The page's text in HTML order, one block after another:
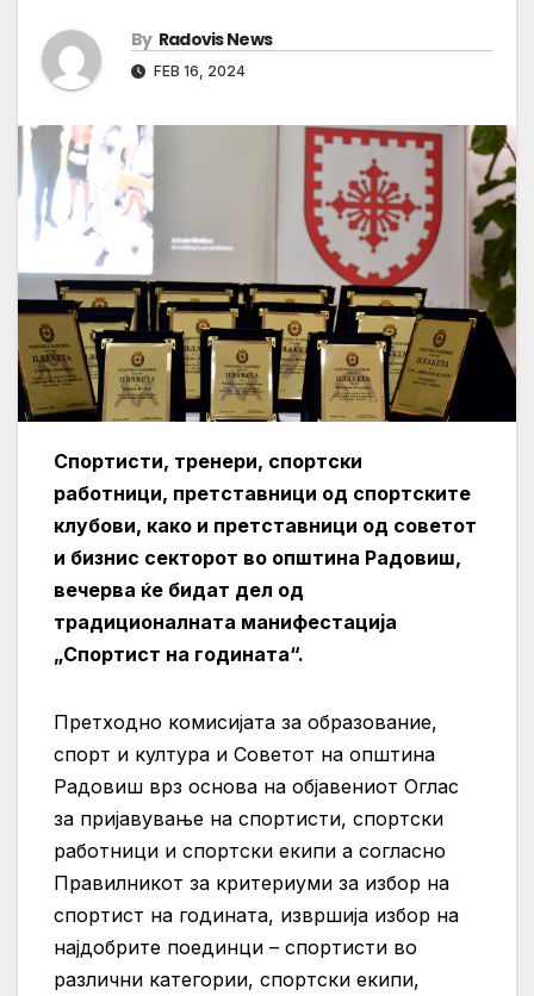
By Radovis News
FEB 16, 2024
Спортисти, тренери, спортски
работници, претставници од спортските
клубови, како и претставници од советот
и бизнис секторот во општина Радовиш,
вечерва ќе бидат дел од
традиционалната манифестација
„Спортист на годината“.
Претходно комисијата за образование,
спорт и култура и Советот на општина
Радовиш врз основа на објавениот Оглас
за пријавување на спортисти, спортски
работници и спортски екипи а согласно
Правилникот за критериуми за избор на
спортист на годината, извршија избор на
најдобрите поединци – спортисти во
различни категории, спортски екипи,